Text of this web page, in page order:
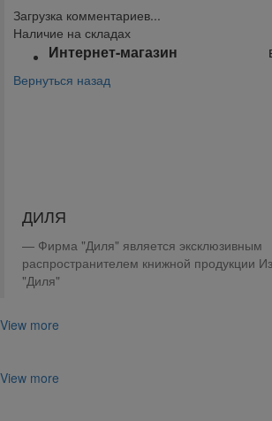
Загрузка комментариев...
Наличие на складах
Интернет-магазин
Вернуться назад
ДИЛЯ
Фирма "Диля" является эксклюзивным
распространителем книжной продукции
"Диля"
View more
View more